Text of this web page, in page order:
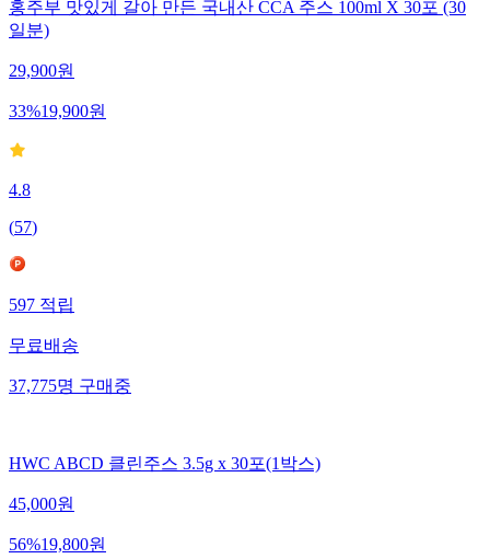
홍주부 맛있게 갈아 만든 국내산 CCA 주스 100ml X 30포 (30
일분)
29,900원
33%19,900원
4.8
(57)
597적립
무료배송
37,775명구매중
HWC ABCD 클린주스 3.5g x 30포(1박스)
45,000원
56%19,800원